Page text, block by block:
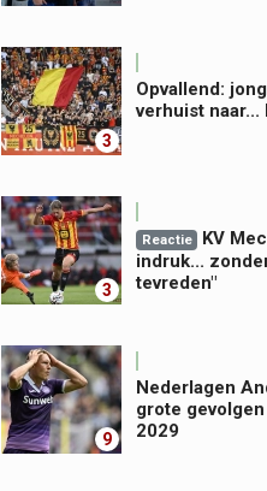
3
Opvallend:
verhuist naar...
3
Reactie
KV
indruk...
tevreden"
9
Nederlagen
grote
2029